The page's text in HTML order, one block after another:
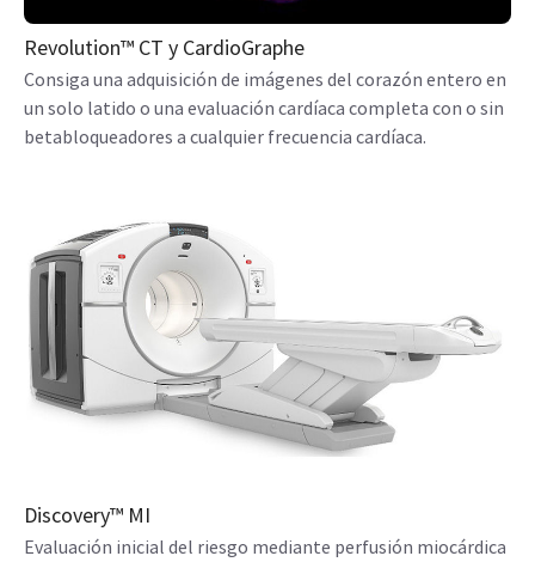
Revolution™ CT y CardioGraphe
Consiga una adquisición de imágenes del corazón entero en
un solo latido o una evaluación cardíaca completa con o sin
betabloqueadores a cualquier frecuencia cardíaca.
Discovery™ MI
Evaluación inicial del riesgo mediante perfusión miocárdica